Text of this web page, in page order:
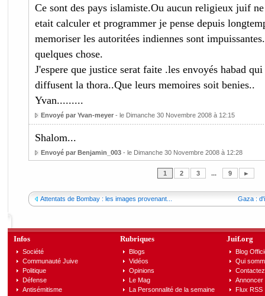
Ce sont des pays islamiste.Ou aucun religieux juif
etait calculer et programmer je pense depuis
memoriser les autoritées indiennes sont
quelques chose.
J'espere que justice serat faite .les envoyés habad
diffusent la thora..Que leurs memoires soit benies..
Yvan.........
Envoyé par Yvan-meyer- le Dimanche 30 Novembre 2008 à 12:15
Shalom...
Envoyé par Benjamin_003- le Dimanche 30 Novembre 2008 à 12:28
1 2 3 ... 9 ►
Attentats de Bombay : les images provenant... Gaza :
Infos
Société
Communauté Juive
Politique
Défense
Antisémitisme
Rubriques
Blogs
Vidéos
Opinions
Le Mag
La Personnalité de la semaine
Juif.org
Blog
Qui
Annoncer
Flux RSS